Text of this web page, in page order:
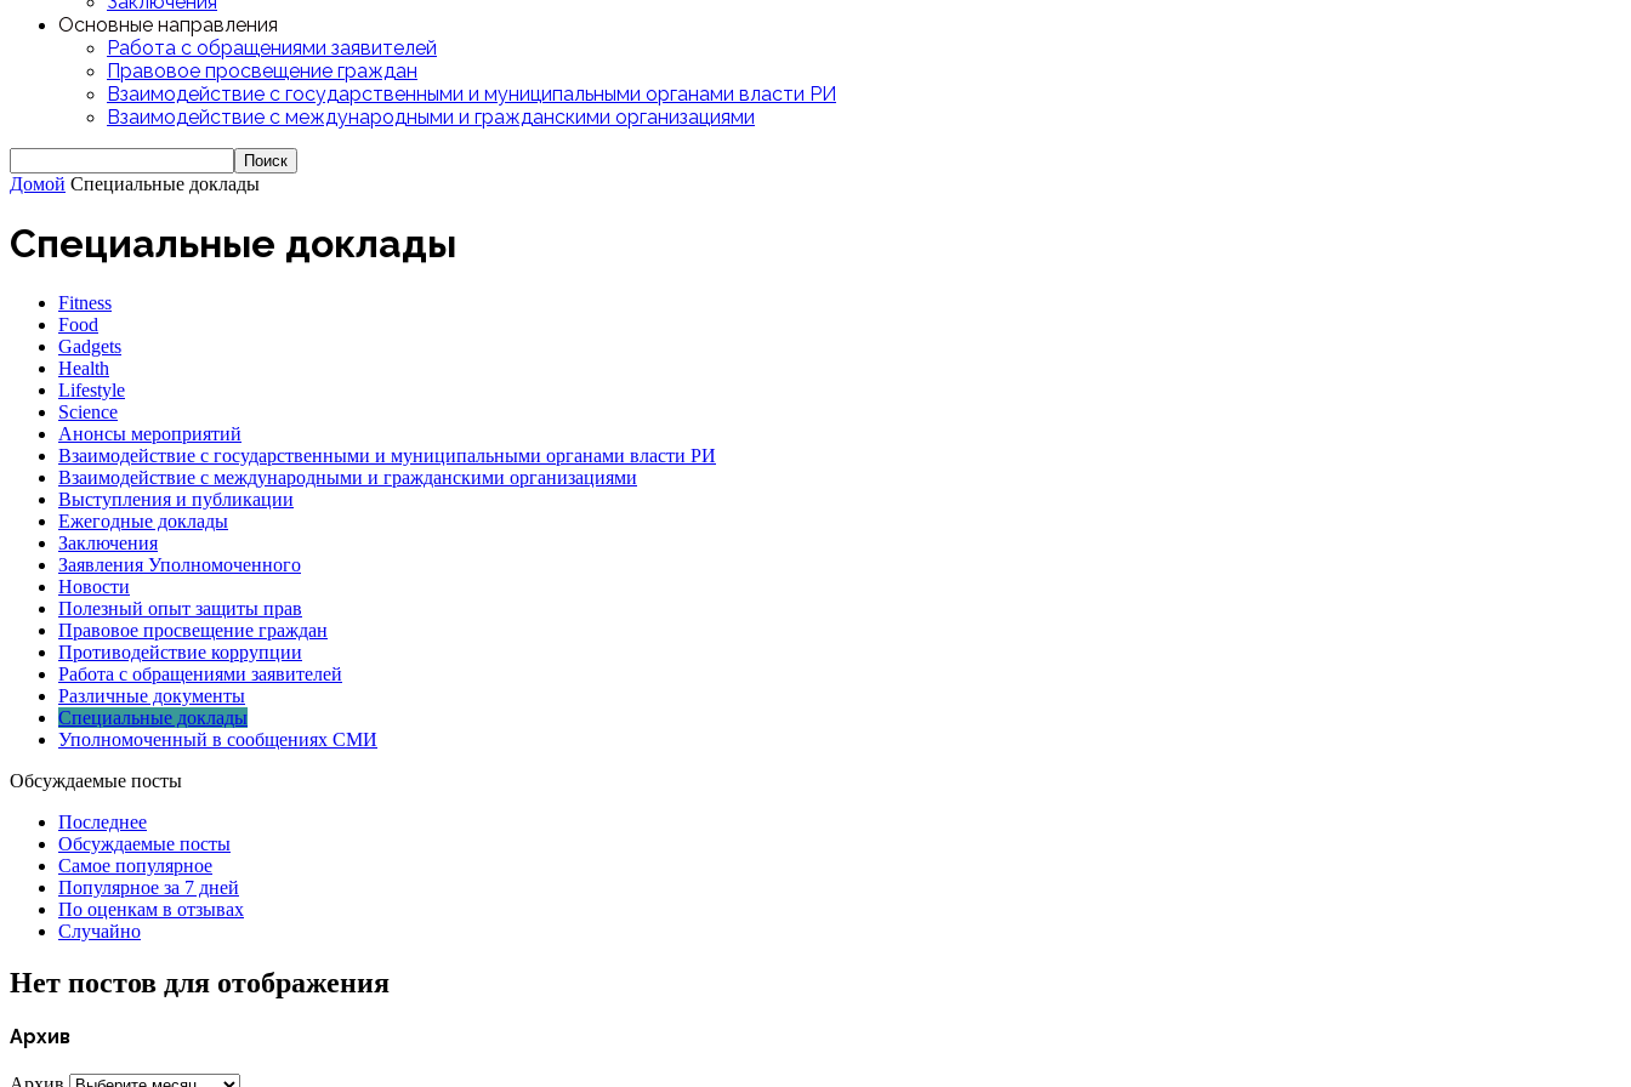
Основные направления
Работа с обращениями заявителей
Правовое просвещение граждан
Взаимодействие с государственными и муниципальными органами власти РИ
Взаимодействие с международными и гражданскими организациями
Домой Специальные доклады
Специальные доклады
Fitness
Food
Gadgets
Health
Lifestyle
Science
Анонсы мероприятий
Взаимодействие с государственными и муниципальными органами власти РИ
Взаимодействие с международными и гражданскими организациями
Выступления и публикации
Ежегодные доклады
Заключения
Заявления Уполномоченного
Новости
Полезный опыт защиты прав
Правовое просвещение граждан
Противодействие коррупции
Работа с обращениями заявителей
Различные документы
Специальные доклады
Уполномоченный в сообщениях СМИ
Обсуждаемые посты
Последнее
Обсуждаемые посты
Самое популярное
Популярное за 7 дней
По оценкам в отзывах
Случайно
Нет постов для отображения
Архив